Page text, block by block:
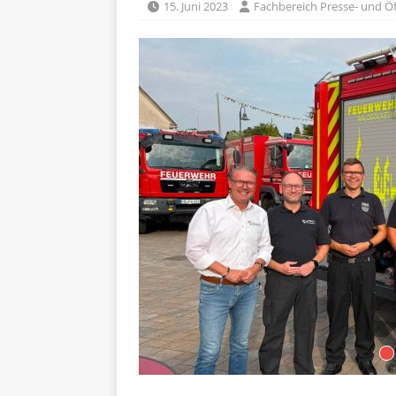
15. Juni 2023 Fachbereich Presse- und